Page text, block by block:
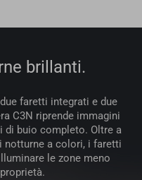
brillanti.
faretti integrati e due
C3N riprende immagini
di buio completo. Oltre a
notturne a colori, i faretti
le zone meno